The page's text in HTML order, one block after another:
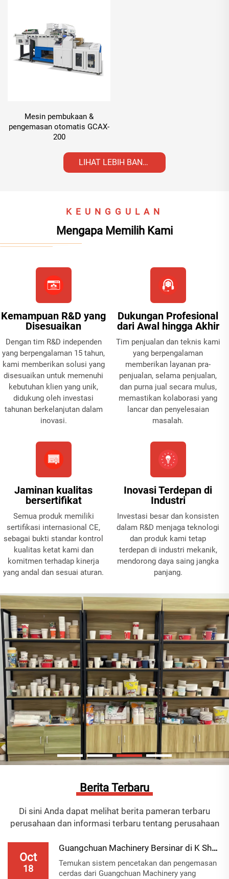
Mesin pembukaan &
pengemasan otomatis GCAX-
200
LIHAT LEBIH BANYAK
KEUNGGULAN
Mengapa Memilih Kami
Kemampuan R&D yang
Disesuaikan
Dengan tim R&D independen
yang berpengalaman 15 tahun,
kami memberikan solusi yang
disesuaikan untuk memenuhi
kebutuhan klien yang unik,
didukung oleh investasi
tahunan berkelanjutan dalam
inovasi.
Dukungan Profesional
dari Awal hingga Akhir
Tim penjualan dan teknis kami
yang berpengalaman
memberikan layanan pra-
penjualan, selama penjualan,
dan purna jual secara mulus,
memastikan kolaborasi yang
lancar dan penyelesaian
masalah.
Jaminan kualitas
bersertifikat
Semua produk memiliki
sertifikasi internasional CE,
sebagai bukti standar kontrol
kualitas ketat kami dan
komitmen terhadap kinerja
yang andal dan sesuai aturan.
Inovasi Terdepan di
Industri
Investasi besar dan konsisten
dalam R&D menjaga teknologi
dan produk kami tetap
terdepan di industri mekanik,
mendorong daya saing jangka
panjang.
Berita Terbaru
Di sini Anda dapat melihat berita pameran terbaru
perusahaan dan informasi terbaru tentang perusahaan
Oct
18
Guangchuan Machinery Bersinar di K Show Jerman ...
Temukan sistem pencetakan dan pengemasan
cerdas dari Guangchuan Machinery yang